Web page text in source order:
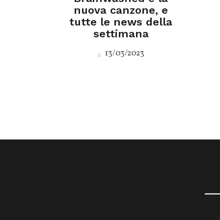
nuova canzone, e
tutte le news della
settimana
13/03/2023